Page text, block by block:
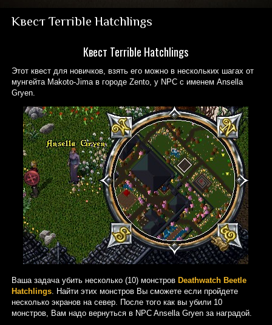
Квест Terrible Hatchlings
Квест Terrible Hatchlings
Этот квест для новичков, взять его можно в нескольких шагах от
мунгейта Makoto-Jima в городе Zento, у NPC с именем Ansella
Gryen.
Ваша задача убить несколько (10) монстров Deathwatch Beetle
Hatchlings. Найти этих монстров Вы сможете если пройдете
несколько экранов на север. После того как вы убили 10
монстров, Вам надо вернуться в NPC Ansella Gryen за наградой.